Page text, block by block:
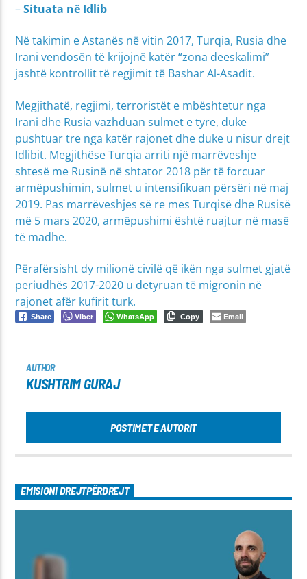
–Situata në Idlib
Në takimin e Astanës në vitin 2017, Turqia, Rusia dhe
Irani vendosën të krijojnë katër “zona deeskalimi”
jashtë kontrollit të regjimit të Bashar Al-Asadit.
Megjithatë, regjimi, terroristët e mbështetur nga
Irani dhe Rusia vazhduan sulmet e tyre, duke
pushtuar tre nga katër rajonet dhe duke u nisur drejt
Idlibit. Megjithëse Turqia arriti një marrëveshje
shtesë me Rusinë në shtator 2018 për të forcuar
armëpushimin, sulmet u intensifikuan përsëri në maj
2019. Pas marrëveshjes së re mes Turqisë dhe Rusisë
më 5 mars 2020, armëpushimi është ruajtur në masë
të madhe.
Përafërsisht dy milionë civilë që ikën nga sulmet gjatë
periudhës 2017-2020 u detyruan të migronin në
rajonet afër kufirit turk.
Share Viber WhatsApp Copy Email
AUTHOR
KUSHTRIM GURAJ
POSTIMET E AUTORIT
EMISIONI DREJTPËRDREJT